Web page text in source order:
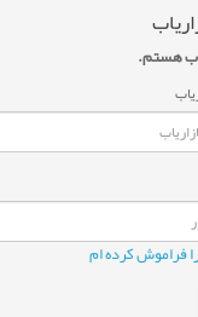
هستم.
فراموش کرده ام